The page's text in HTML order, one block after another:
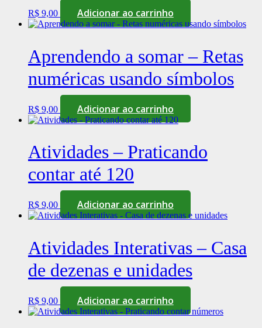
R$ 9,00 Adicionar ao carrinho
Aprendendo a somar – Retas
numéricas usando símbolos
R$ 9,00 Adicionar ao carrinho
Atividades – Praticando
contar até 120
R$ 9,00 Adicionar ao carrinho
Atividades Interativas – Casa
de dezenas e unidades
R$ 9,00 Adicionar ao carrinho